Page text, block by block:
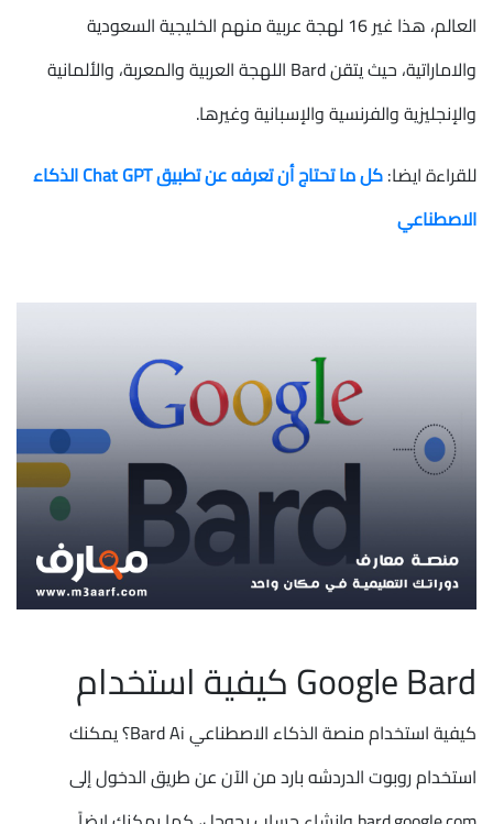
العالم، هذا غير 16 لهجة عربية منهم الخليجية السعودية
والاماراتية، حيث يتقن Bard اللهجة العربية والمعربة، والألمانية
والإنجليزية والفرنسية والإسبانية وغيرها.
للقراءة ايضا:
كل ما تحتاج أن تعرفه عن تطبيق Chat GPT الذكاء
الاصطناعي
Google Bard كيفية استخدام
كيفية استخدام منصة الذكاء الاصطناعي Bard Ai؟ يمكنك
استخدام روبوت الدردشه بارد من الآن عن طريق الدخول إلى